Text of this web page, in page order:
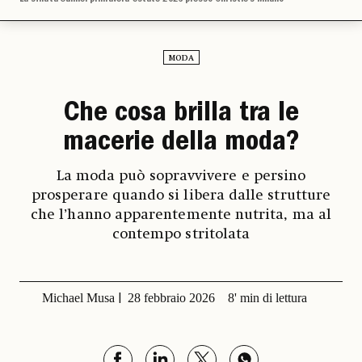
MODA
Che cosa brilla tra le
macerie della moda?
La moda può sopravvivere e persino
prosperare quando si libera dalle strutture
che l’hanno apparentemente nutrita, ma al
contempo stritolata
Michael Musa 28 febbraio 2026 8' min di lettura